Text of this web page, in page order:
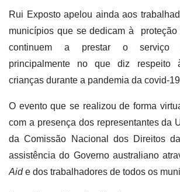
Rui Exposto apelou ainda aos
municípios que se dedicam à proteção
continuem a prestar o serviço
principalmente no que diz respeito
crianças durante a pandemia da covid-
O evento que se realizou de forma
com a presença dos representantes da
da Comissão Nacional dos Direitos
assistência do Governo australiano
Aide dos trabalhadores de todos os